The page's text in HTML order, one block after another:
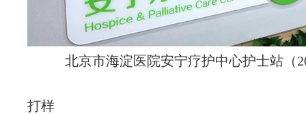
北京市海淀医院安宁疗护中心护士站（
打样